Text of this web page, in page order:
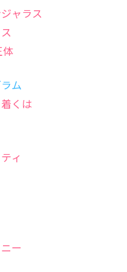
ャラス
体
ム
くは
ィ
ー